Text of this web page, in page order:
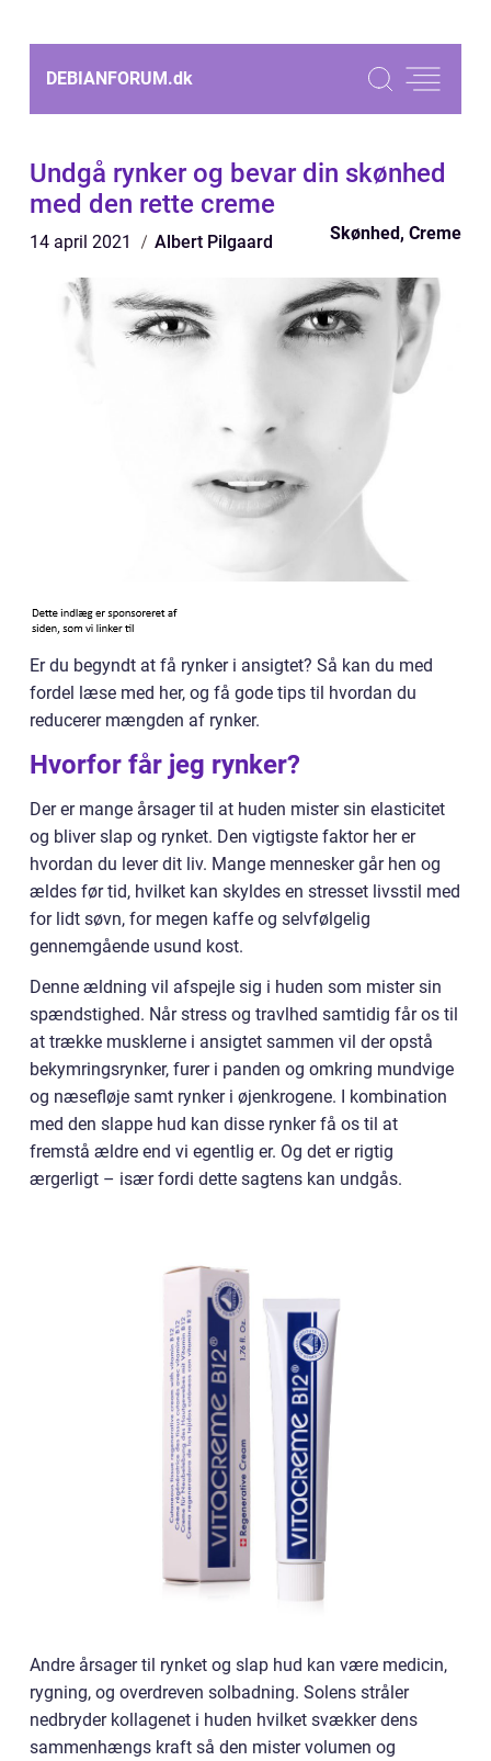
DEBIANFORUM.dk
Undgå rynker og bevar din skønhed
med den rette creme
14 april 2021 Albert Pilgaard Skønhed, Creme
Er du begyndt at få rynker i ansigtet? Så kan du med
fordel læse med her, og få gode tips til hvordan du
reducerer mængden af rynker.
Hvorfor får jeg rynker?
Der er mange årsager til at huden mister sin elasticitet
og bliver slap og rynket. Den vigtigste faktor her er
hvordan du lever dit liv. Mange mennesker går hen og
ældes før tid, hvilket kan skyldes en stresset livsstil med
for lidt søvn, for megen kaffe og selvfølgelig
gennemgående usund kost.
Denne ældning vil afspejle sig i huden som mister sin
spændstighed. Når stress og travlhed samtidig får os til
at trække musklerne i ansigtet sammen vil der opstå
bekymringsrynker, furer i panden og omkring mundvige
og næsefløje samt rynker i øjenkrogene. I kombination
med den slappe hud kan disse rynker få os til at
fremstå ældre end vi egentlig er. Og det er rigtig
ærgerligt – især fordi dette sagtens kan undgås.
Andre årsager til rynket og slap hud kan være medicin,
rygning, og overdreven solbadning. Solens stråler
nedbryder kollagenet i huden hvilket svækker dens
sammenhængs kraft så den mister volumen og